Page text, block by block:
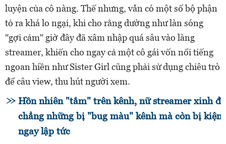
luyện của cô nàng. Thế nhưng, vẫn có một số bộ phận
tỏ ra khá lo ngại, khi cho rằng dường như làn sóng
"gợi cảm" giờ đây đã xâm nhập quá sâu vào làng
streamer, khiến cho ngay cả một cô gái vốn nổi tiếng
ngoan hiền như Sister Girl cũng phải sử dụng chiêu trò
để câu view, thu hút người xem.
Hồn nhiên "tắm" trên kênh, nữ streamer xinh
chẳng những bị "bug màu" kênh mà còn bị kiện
ngay lập tức